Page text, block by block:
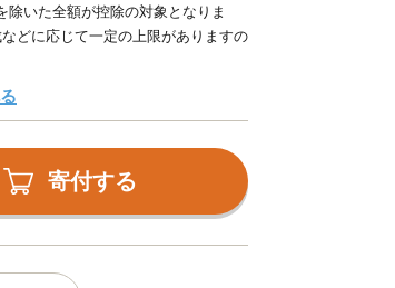
いた全額が控除の対象となりま
どに応じて一定の上限がありますの
寄付する